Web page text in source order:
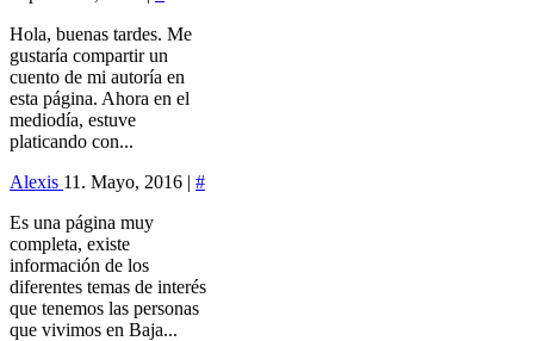
Hola, buenas tardes. Me
gustaría compartir un
cuento de mi autoría en
esta página. Ahora en el
mediodía, estuve
platicando con...
Alexis 11. Mayo, 2016 | #
Es una página muy
completa, existe
información de los
diferentes temas de interés
que tenemos las personas
que vivimos en Baja...